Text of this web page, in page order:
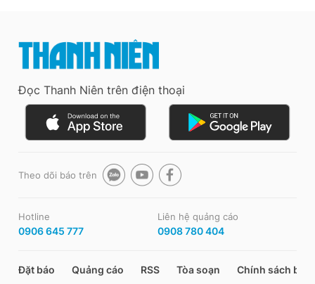
Đọc Thanh Niên trên điện thoại
Theo dõi báo trên
Hotline
0906 645 777
Liên hệ quảng cáo
0908 780 404
Đặt báo Quảng cáo RSS Tòa soạn Chính sách bảo